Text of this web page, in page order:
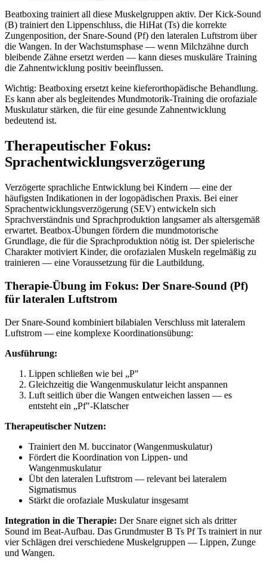
Beatboxing trainiert all diese Muskelgruppen aktiv. Der Kick-Sound
(B) trainiert den Lippenschluss, die HiHat (Ts) die korrekte
Zungenposition, der Snare-Sound (Pf) den lateralen Luftstrom über
die Wangen. In der Wachstumsphase — wenn Milchzähne durch
bleibende Zähne ersetzt werden — kann dieses muskuläre Training
die Zahnentwicklung positiv beeinflussen.
Wichtig: Beatboxing ersetzt keine kieferorthopädische Behandlung.
Es kann aber als begleitendes Mundmotorik-Training die orofaziale
Muskulatur stärken, die für eine gesunde Zahnentwicklung
bedeutend ist.
Therapeutischer Fokus:
Sprachentwicklungsverzögerung
Verzögerte sprachliche Entwicklung bei Kindern — eine der
häufigsten Indikationen in der logopädischen Praxis. Bei einer
Sprachentwicklungsverzögerung (SEV) entwickeln sich
Sprachverständnis und Sprachproduktion langsamer als altersgemäß
erwartet. Beatbox-Übungen fördern die mundmotorische
Grundlage, die für die Sprachproduktion nötig ist. Der spielerische
Charakter motiviert Kinder, die orofazialen Muskeln regelmäßig zu
trainieren — eine Voraussetzung für die Lautbildung.
Therapie-Übung im Fokus: Der Snare-Sound (Pf)
für lateralen Luftstrom
Der Snare-Sound kombiniert bilabialen Verschluss mit lateralem
Luftstrom — eine komplexe Koordinationsübung:
Ausführung:
Lippen schließen wie bei „P"
Gleichzeitig die Wangenmuskulatur leicht anspannen
Luft seitlich über die Wangen entweichen lassen — es
entsteht ein „Pf"-Klatscher
Therapeutischer Nutzen:
Trainiert den M. buccinator (Wangenmuskulatur)
Fördert die Koordination von Lippen- und
Wangenmuskulatur
Übt den lateralen Luftstrom — relevant bei lateralem
Sigmatismus
Stärkt die orofaziale Muskulatur insgesamt
Integration in die Therapie: Der Snare eignet sich als dritter
Sound im Beat-Aufbau. Das Grundmuster B Ts Pf Ts trainiert in nur
vier Schlägen drei verschiedene Muskelgruppen — Lippen, Zunge
und Wangen.